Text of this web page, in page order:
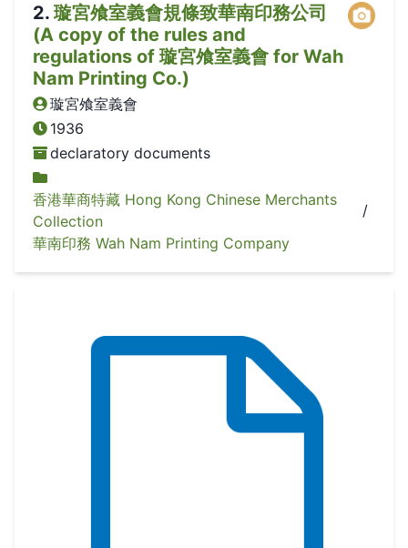
2. 璇宮飧室義會規條致華南印務公司
(A copy of the rules and
regulations of 璇宮飧室義會 for Wah
Nam Printing Co.)
璇宮飧室義會
1936
declaratory documents
香港華商特藏 Hong Kong Chinese Merchants
Collection
/
華南印務 Wah Nam Printing Company